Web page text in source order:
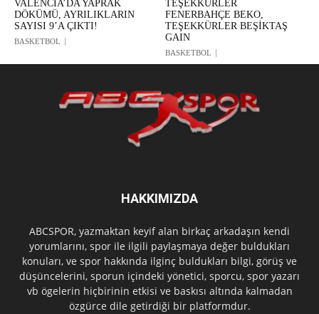
VALENCIA’DA YAPRAK
DÖKÜMÜ, AYRILIKLARIN
SAYISI 9’A ÇIKTI!
BASKETBOL
TEŞEKKÜRLER
FENERBAHÇE BEKO,
TEŞEKKÜRLER BEŞİKTAŞ
GAIN
BASKETBOL
HAKKIMIZDA
ABCSPOR, yazmaktan keyif alan birkaç arkadaşın kendi
yorumlarını, spor ile ilgili paylaşmaya değer buldukları
konuları, ve spor hakkında ilginç buldukları bilgi, görüş ve
düşüncelerini, sporun içindeki yönetici, sporcu, spor yazarı
vb ögelerin hiçbirinin etkisi ve baskısı altında kalmadan
özgürce dile getirdiği bir platformdur.